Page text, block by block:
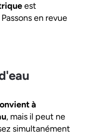
est
en revue
à
, mais il peut ne
simultanément